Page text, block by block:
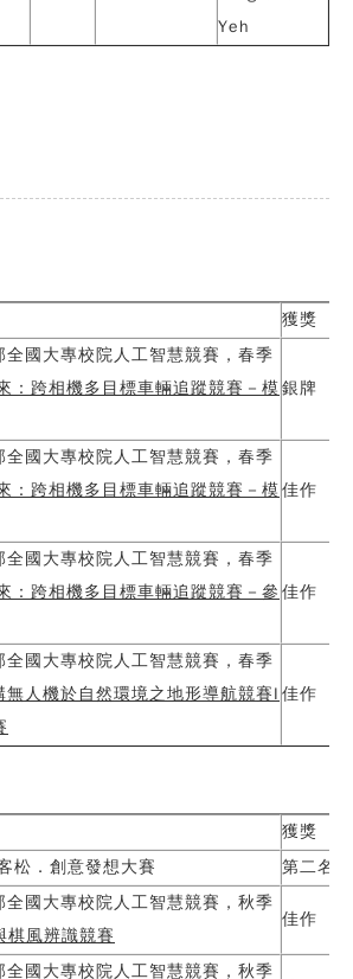
Yeh
獲獎
國大專校院人工智慧競賽，春季
：跨相機多目標車輛追蹤競賽－模銀牌
國大專校院人工智慧競賽，春季
：跨相機多目標車輛追蹤競賽－模佳作
國大專校院人工智慧競賽，春季
：跨相機多目標車輛追蹤競賽－參 佳作
國大專校院人工智慧競賽，春季
無人機於自然環境之地形導航競賽I 佳作
獲獎
松．創意發想大賽
第二名
國大專校院人工智慧競賽，秋季
棋風辨識競賽
佳作
國大專校院人工智慧競賽，秋季